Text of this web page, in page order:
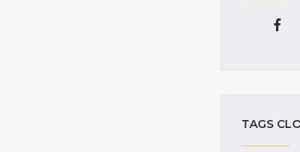
TAGS